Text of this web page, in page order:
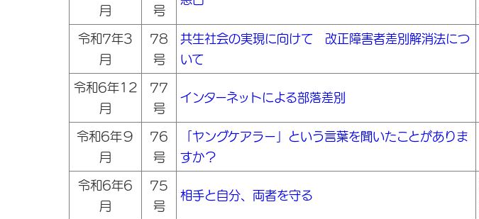
月
号
令和7年3
月
78
号
共生社会の実現に向けて 改正障害者差別解消法につ
いて
令和6年12
月
77
号
インターネットによる部落差別
令和6年９
月
76
号
「ヤングケアラー」という言葉を聞いたことがありま
すか？
令和6年6
月
75
号
相手と自分、両者を守る